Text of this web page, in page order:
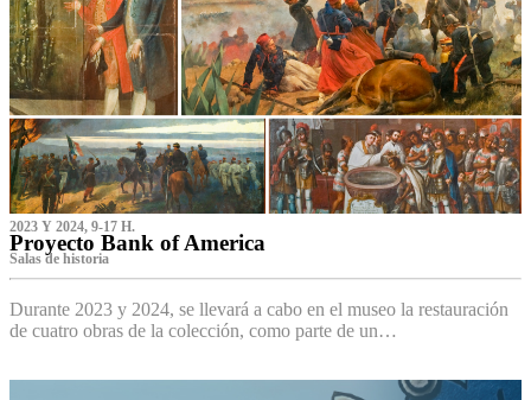
2023 Y 2024, 9-17 H.
Proyecto Bank of America
S‌alas de historia
Durante 2023 y 2024, se llevará a cabo en el museo la restauración
de cuatro obras de la colección, como parte de un…